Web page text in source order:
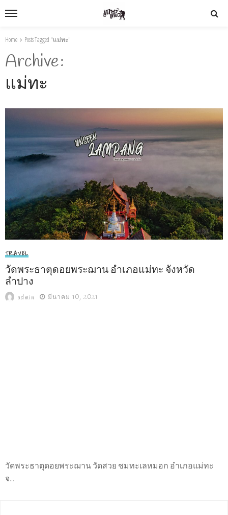
Home Posts Tagged "แม่ทะ"
Archive
แม่ทะ
TRAVEL
วัดพระธาตุดอยพระฌาน อำเภอแม่ทะ จังหวัด
ลำปาง
admin มีนาคม 10, 2021
วัดพระธาตุดอยพระฌาน วัดสวย ชมทะเลหมอก อำเภอแม่ทะ
จ...